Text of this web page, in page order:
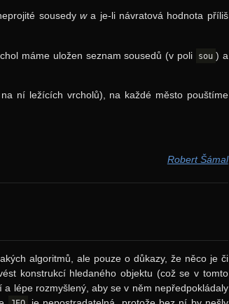
sousedy wa je-li návratová hodnota příliš
máme uložen seznam sousedů (v poli sou ) a
ní ležících vrcholů), na každé město pouštíme
Robert Šámal
algoritmů, ale pouze o důkazy, že něco je či
konstrukcí hledaného objektu (což se v tomto
lépe rozmyšlený, aby se v něm nepředpokládaly